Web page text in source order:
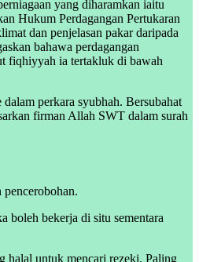
yang diharamkan iaitu
Hukum Perdagangan Pertukaran
dan penjelasan pakar daripada
bahawa perdagangan
fiqhiyyah ia tertakluk di bawah
perkara syubhah. Bersubahat
firman Allah SWT dalam surah
boleh bekerja di situ sementara
halal untuk mencari rezeki. Paling